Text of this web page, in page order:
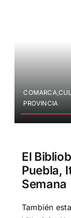
PROVINCIA
El
Puebla,
Semana
También